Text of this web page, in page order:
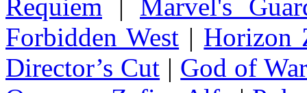
Requiem | Marvel's
Forbidden West | Horizon
Director’s Cut | God of